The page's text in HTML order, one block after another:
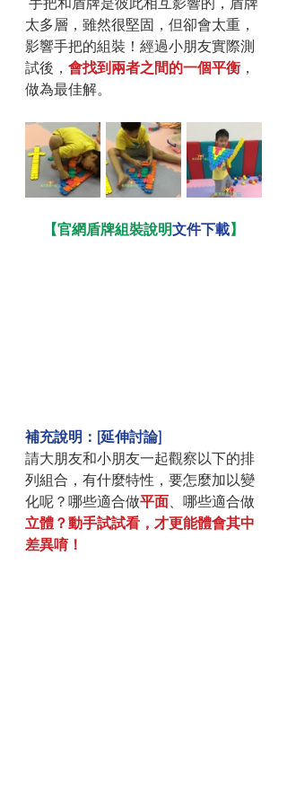
太多層，雖然很堅固，但卻會太重，
影響手把的組裝！經過小朋友實際測
試後， 會找到兩者之間的一個平衡 ，
做為最佳解。
【官網盾牌組裝說明文件下載】
補充說明：[延伸討論]
請大朋友和小朋友一起觀察以下的排
列組合，有什麼特性，要怎麼加以變
化呢？哪些適合做平面、哪些適合做
立體？動手試試看，才更能體會其中
差異唷！